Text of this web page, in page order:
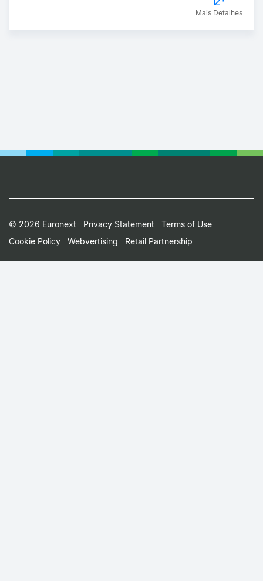
Mais Detalhes
Footer
Small
Print
© 2026 Euronext Privacy Statement
Terms of Use
Cookie Policy
Webvertising Retail Partnership